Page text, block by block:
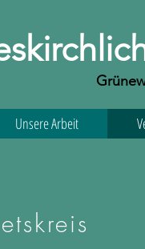
Unsere Arbeit